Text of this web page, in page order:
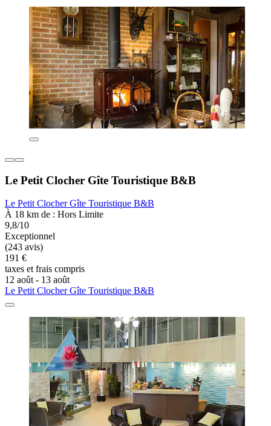
Le Petit Clocher Gîte Touristique B&B
Le Petit Clocher Gîte Touristique B&B
À 18 km de : Hors Limite
9,8/10
Exceptionnel
(243 avis)
191 €
taxes et frais compris
12 août - 13 août
Le Petit Clocher Gîte Touristique B&B